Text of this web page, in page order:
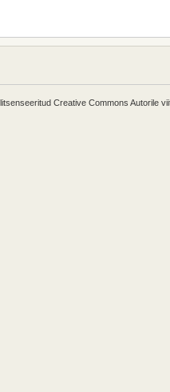
Creative Commons Autorile